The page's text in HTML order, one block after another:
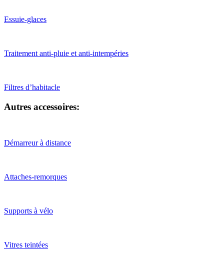
Essuie-glaces
Traitement anti-pluie et anti-intempéries
Filtres d’habitacle
Autres accessoires:
Démarreur à distance
Attaches-remorques
Supports à vélo
Vitres teintées